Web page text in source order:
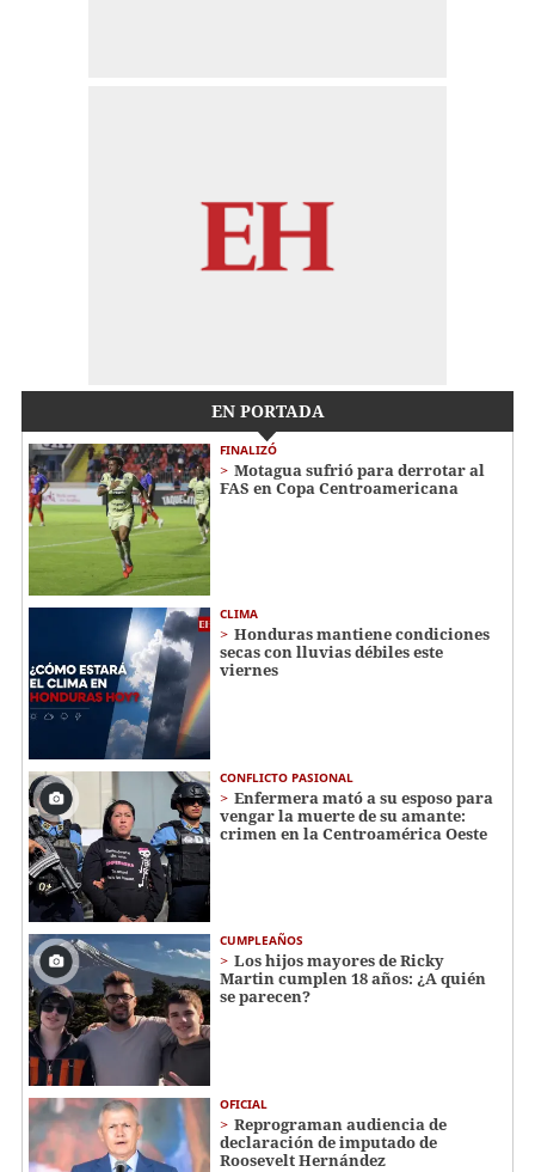
EN PORTADA
FINALIZÓ
Motagua sufrió para derrotar al
FAS en Copa Centroamericana
CLIMA
Honduras mantiene condiciones
secas con lluvias débiles este
viernes
CONFLICTO PASIONAL
Enfermera mató a su esposo para
vengar la muerte de su amante:
crimen en la Centroamérica Oeste
CUMPLEAÑOS
Los hijos mayores de Ricky
Martin cumplen 18 años: ¿A quién
se parecen?
OFICIAL
Reprograman audiencia de
declaración de imputado de
Roosevelt Hernández